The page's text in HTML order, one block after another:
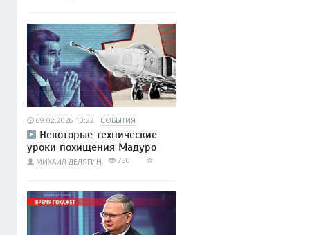
09.02.2026 13:22 СОБЫТИЯ
Некоторые технические
уроки похищения Мадуро
МИХАИЛ ДЕЛЯГИН 730